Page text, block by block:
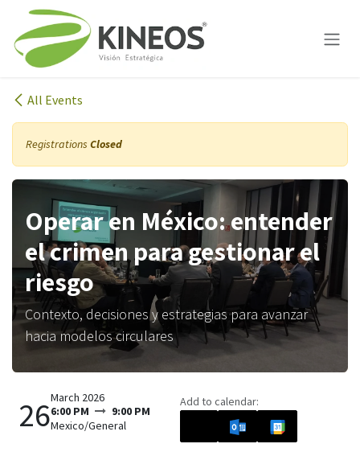
Skip to Content
All Events
Registrations Closed
Operar en México: entender
el crimen para gestionar el
riesgo
Contexto, decisiones y estrategias para avanzar
hacia modelos circulares
26March 2026
6:00 PM
9:00 PM
Mexico/General
Add to calendar: